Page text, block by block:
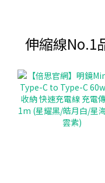
伸縮線No.1